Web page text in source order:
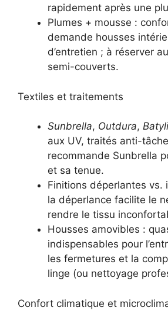
rapidement après une
Plumes + mousse :
demande housses
d’entretien ; à réserver
semi-couverts.
Textiles et traitements
Sunbrella, Outdura,
aux UV, traités anti-
recommande Sunbrella
et sa tenue.
Finitions déperlantes vs.
la déperlance facilite le
rendre le tissu
Housses amovibles :
indispensables pour
les fermetures et la
linge (ou nettoyage
Confort climatique et